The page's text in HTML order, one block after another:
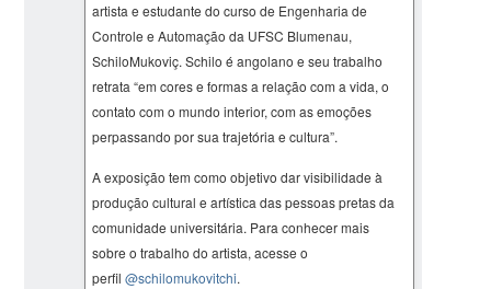
artista e estudante do curso de Engenharia de
Controle e Automação da UFSC Blumenau,
SchiloMukoviç. Schilo é angolano e seu trabalho
retrata “em cores e formas a relação com a vida, o
contato com o mundo interior, com as emoções
perpassando por sua trajetória e cultura”.
A exposição tem como objetivo dar visibilidade à
produção cultural e artística das pessoas pretas da
comunidade universitária. Para conhecer mais
sobre o trabalho do artista, acesse o
perfil@schilomukovitchi.